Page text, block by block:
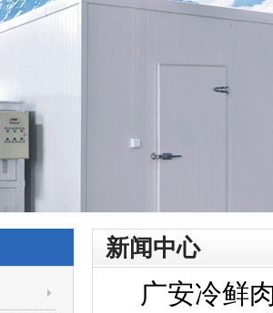
新闻中心
广安冷鲜